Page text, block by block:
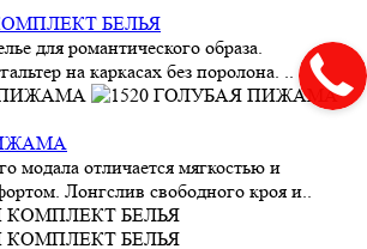
БЕЛЬЯ
для романтического образа.
на каркасах без поролона. ..
модала отличается мягкостью и
Лонгслив свободного кроя и..